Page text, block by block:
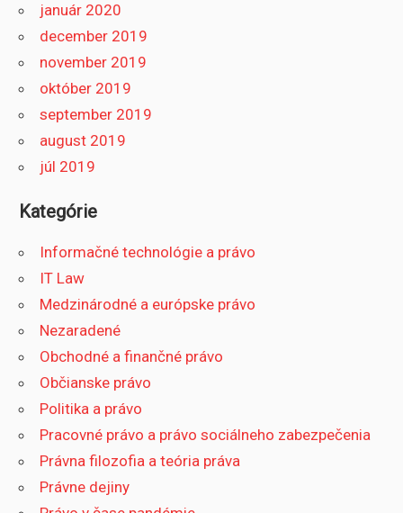
január 2020
december 2019
november 2019
október 2019
september 2019
august 2019
júl 2019
Kategórie
Informačné technológie a právo
IT Law
Medzinárodné a európske právo
Nezaradené
Obchodné a finančné právo
Občianske právo
Politika a právo
Pracovné právo a právo sociálneho zabezpečenia
Právna filozofia a teória práva
Právne dejiny